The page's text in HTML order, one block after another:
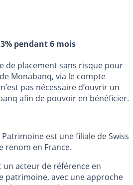
3% pendant 6 mois
de placement sans risque pour
Monabanq, via le compte
pas nécessaire d’ouvrir un
afin de pouvoir en bénéficier.
est une filiale de Swiss
renom en France.
un acteur de référence en
patrimoine, avec une approche